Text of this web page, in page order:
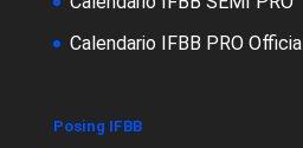
Calendario IFBB PRO Official
Posing IFBB